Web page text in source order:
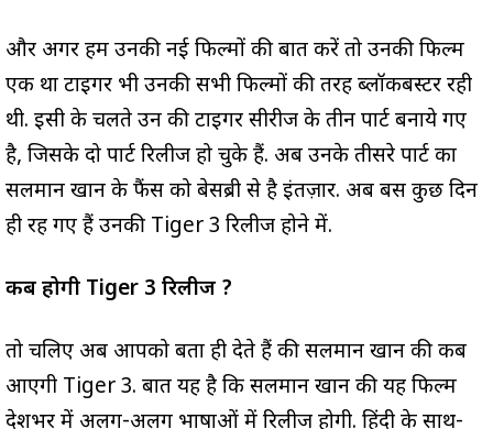
और अगर हम उनकी नई फिल्मों की बात करें तो उनकी फिल्म
एक था टाइगर भी उनकी सभी फिल्मों की तरह ब्लॉकबस्टर रही
थी. इसी के चलते उन की टाइगर सीरीज के तीन पार्ट बनाये गए
है, जिसके दो पार्ट रिलीज हो चुके हैं. अब उनके तीसरे पार्ट का
सलमान खान के फैंस को बेसब्री से है इंतज़ार. अब बस कुछ दिन
ही रह गए हैं उनकी Tiger 3 रिलीज होने में.
कब होगी Tiger 3 रिलीज ?
तो चलिए अब आपको बता ही देते हैं की सलमान खान की कब
आएगी Tiger 3. बात यह है कि सलमान खान की यह फिल्म
देशभर में अलग-अलग भाषाओं में रिलीज होगी. हिंदी के साथ-